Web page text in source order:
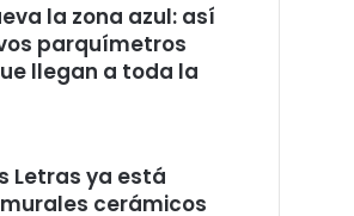
la zona azul: así
parquímetros
llegan a toda la
Letras ya está
cerámicos